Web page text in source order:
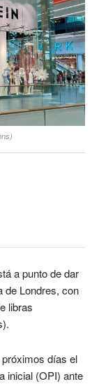
a punto de dar
de Londres, con
libras
días el
inicial (OPI) ante